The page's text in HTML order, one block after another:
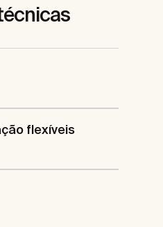
flexíveis